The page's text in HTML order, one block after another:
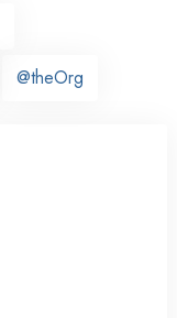
@theOrg